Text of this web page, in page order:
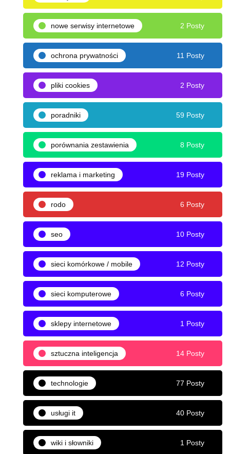
nowe serwisy internetowe 2 Posty
ochrona prywatności 11 Posty
pliki cookies 2 Posty
poradniki 59 Posty
porównania zestawienia 8 Posty
reklama i marketing 19 Posty
rodo 6 Posty
seo 10 Posty
sieci komórkowe / mobile 12 Posty
sieci komputerowe 6 Posty
sklepy internetowe 1 Posty
sztuczna inteligencja 14 Posty
technologie 77 Posty
usługi it 40 Posty
wiki i słowniki 1 Posty